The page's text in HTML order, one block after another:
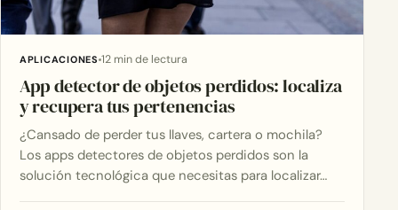
APLICACIONES 12 min de lectura
App detector de objetos perdidos: localiza
y recupera tus pertenencias
¿Cansado de perder tus llaves, cartera o mochila?
Los apps detectores de objetos perdidos son la
solución tecnológica que necesitas para localizar…